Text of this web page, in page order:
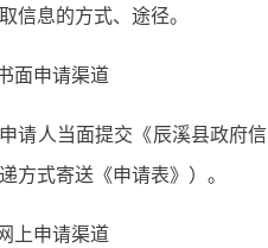
信息的方式、途径。
面申请渠道
请人当面提交《辰溪县政府
方式寄送《申请表》）。
上申请渠道